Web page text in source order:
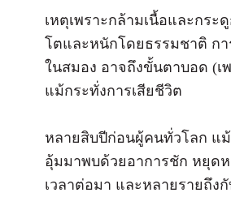
เหตุเพราะกล้ามเนื้อและกร
โตและหนักโดยธรรมชาติ กา
ในสมอง อาจถึงขั้นตาบอด (เ
แม้กระทั่งการเสียชีวิต
หลายสิบปีก่อนผู้คนทั่วโลก แ
อุ้มมาพบด้วยอาการชัก หยุดห
เวลาต่อมา และหลายรายถึง